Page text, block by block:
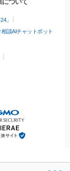
について
」
談AIチャットボット